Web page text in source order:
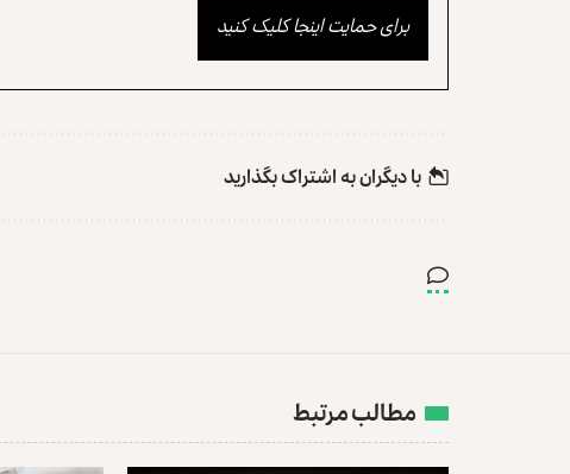
برای حمایت اینجا کلیک کنید
با دیگران به‌‌ اشتراک بگذارید
مطالب مرتبط